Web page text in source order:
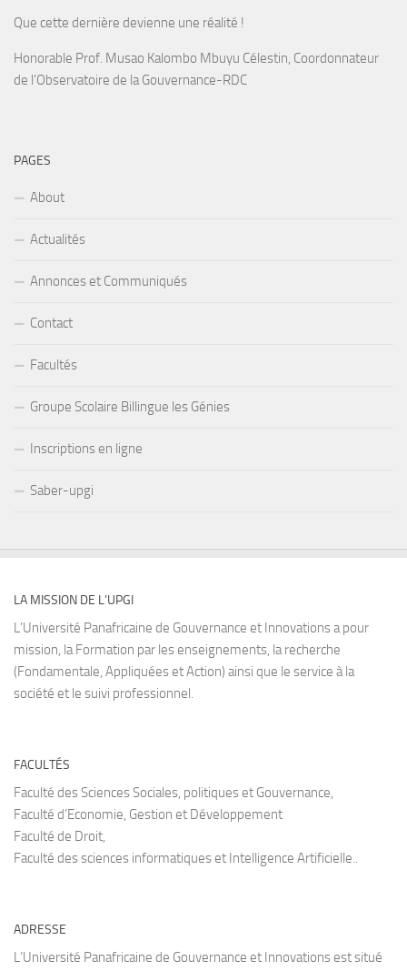
Que cette dernière devienne une réalité !
Honorable Prof. Musao Kalombo Mbuyu Célestin, Coordonnateur
de l’Observatoire de la Gouvernance-RDC
PAGES
About
Actualités
Annonces et Communiqués
Contact
Facultés
Groupe Scolaire Billingue les Génies
Inscriptions en ligne
Saber-upgi
LA MISSION DE L’UPGI
L’Université Panafricaine de Gouvernance et Innovations a pour
mission, la Formation par les enseignements, la recherche
(Fondamentale, Appliquées et Action) ainsi que le service à la
société et le suivi professionnel.
FACULTÉS
Faculté des Sciences Sociales, politiques et Gouvernance,
Faculté d’Economie, Gestion et Développement
Faculté de Droit,
Faculté des sciences informatiques et Intelligence Artificielle..
ADRESSE
L’Université Panafricaine de Gouvernance et Innovations est situé